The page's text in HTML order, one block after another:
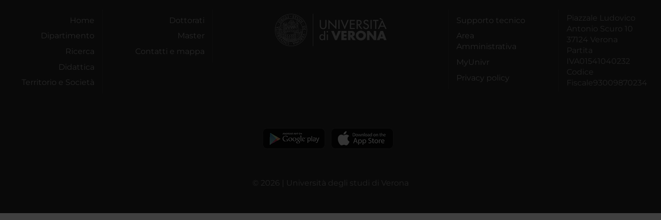
Home
Dipartimento
Ricerca
Didattica
Territorio e Società
Dottorati
Master
Contatti e mappa
Supporto tecnico
Area
Amministrativa
MyUnivr
Privacy policy
Piazzale Ludovico
Antonio Scuro 10
37124 Verona
Partita
IVA01541040232
Codice
Fiscale93009870234
© 2026 | Università degli studi di Verona